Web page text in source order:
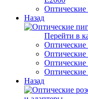
Назад
Перейти в
Оптические
Назад